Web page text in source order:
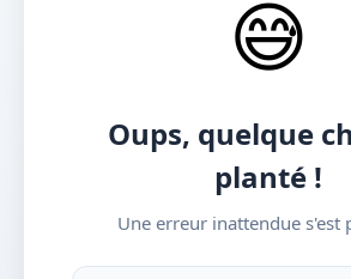
😅
Oups, quelque
planté !
Une erreur inattendue s'est